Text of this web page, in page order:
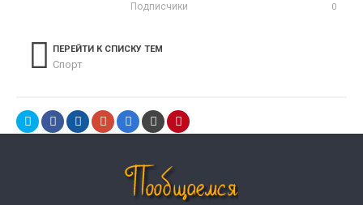
Подписчики 0
ПЕРЕЙТИ К СПИСКУ ТЕМ
Спорт